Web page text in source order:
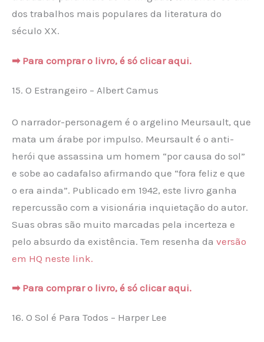
dos trabalhos mais populares da literatura do
século XX.
➡ Para comprar o livro, é só clicar aqui.
15. O Estrangeiro – Albert Camus
O narrador-personagem é o argelino Meursault, que
mata um árabe por impulso. Meursault é o anti-
herói que assassina um homem “por causa do sol”
e sobe ao cadafalso afirmando que “fora feliz e que
o era ainda”. Publicado em 1942, este livro ganha
repercussão com a visionária inquietação do autor.
Suas obras são muito marcadas pela incerteza e
pelo absurdo da existência. Tem resenha da versão
em HQ neste link.
➡ Para comprar o livro, é só clicar aqui.
16. O Sol é Para Todos – Harper Lee